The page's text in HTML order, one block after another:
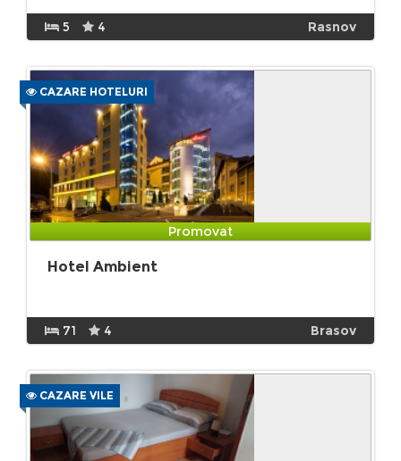
5 4 Rasnov
CAZARE HOTELURI
Promovat
Hotel Ambient
71 4 Brasov
CAZARE VILE